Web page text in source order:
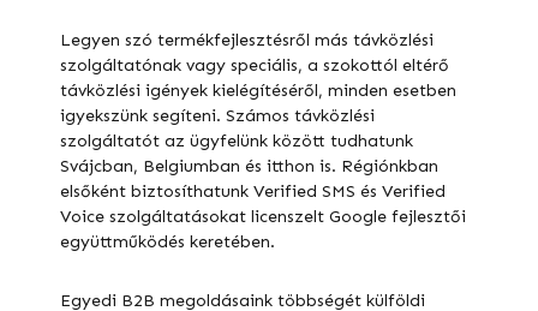
Legyen szó termékfejlesztésről más távközlési
szolgáltatónak vagy speciális, a szokottól eltérő
távközlési igények kielégítéséről, minden esetben
igyekszünk segíteni. Számos távközlési
szolgáltatót az ügyfelünk között tudhatunk
Svájcban, Belgiumban és itthon is. Régiónkban
elsőként biztosíthatunk Verified SMS és Verified
Voice szolgáltatásokat licenszelt Google fejlesztői
együttműködés keretében.
Egyedi B2B megoldásaink többségét külföldi